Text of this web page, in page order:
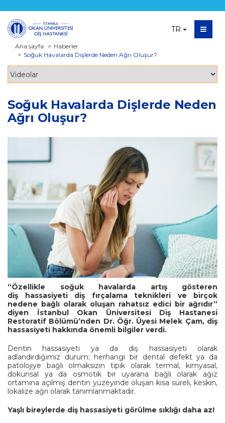
TR
Ana sayfa
Haberler
Soğuk Havalarda Dişlerde Neden Ağrı Oluşur?
Soğuk Havalarda Dişlerde Neden
Ağrı Oluşur?
“Özellikle soğuk havalarda artış gösteren
diş hassasiyeti diş fırçalama teknikleri ve birçok
nedene bağlı olarak oluşan rahatsız edici bir ağrıdır”
diyen İstanbul Okan Üniversitesi Diş Hastanesi
Restoratif Bölümü’nden Dr. Öğr. Üyesi Melek Çam, diş
hassasiyeti hakkında önemli bilgiler verdi.
Dentin hassasiyeti ya da diş hassasiyeti olarak
adlandırdığımız durum; herhangi bir dental defekt ya da
patolojiye bağlı olmaksızın tipik olarak termal, kimyasal,
dokunsal ya da osmotik bir uyarana bağlı olarak ağız
ortamına açılmış dentin yüzeyinde oluşan kısa süreli, keskin,
lokalize ağrı olarak tanımlanmaktadır.
Yaşlı bireylerde diş hassasiyeti görülme sıklığı daha az!